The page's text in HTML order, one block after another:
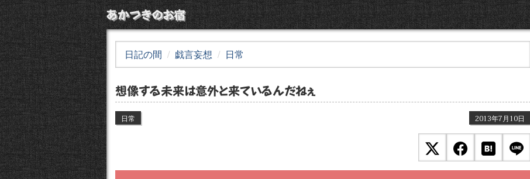
あかつきのお宿
日記の間 戯言妄想 日常
想像する未来は意外と来ているんだねぇ
日常 2013年7月10日